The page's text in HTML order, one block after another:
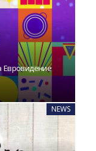
Евровидение
NEWS